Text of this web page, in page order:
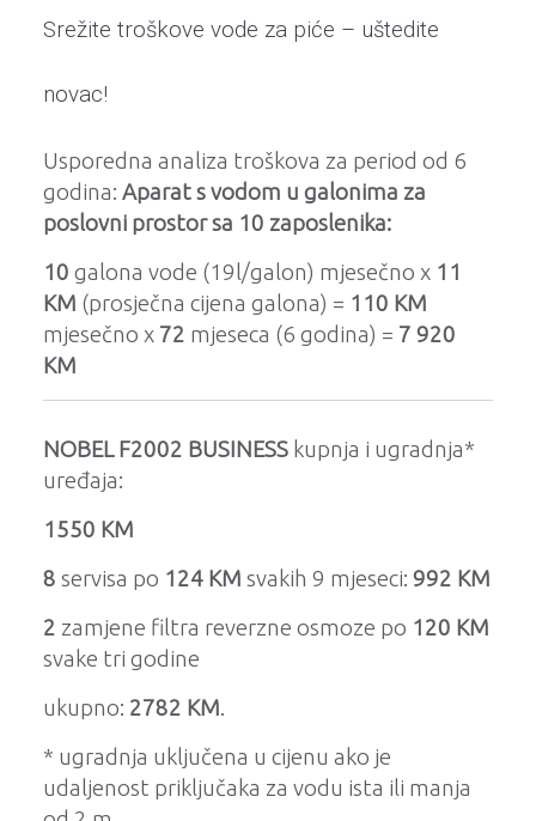
Srežite troškove vode za piće – uštedite
novac!
Usporedna analiza troškova za period od 6
godina: Aparat s vodom u galonima za
poslovni prostor sa 10 zaposlenika:
10 galona vode (19l/galon) mjesečno x 11
KM (prosječna cijena galona) = 110 KM
mjesečno x 72 mjeseca (6 godina) = 7 920
KM
NOBEL F2002 BUSINESS kupnja i ugradnja*
uređaja:
1550 KM
8 servisa po 124 KM svakih 9 mjeseci: 992 KM
2 zamjene filtra reverzne osmoze po 120 KM
svake tri godine
ukupno: 2782 KM.
* ugradnja uključena u cijenu ako je
udaljenost priključaka za vodu ista ili manja